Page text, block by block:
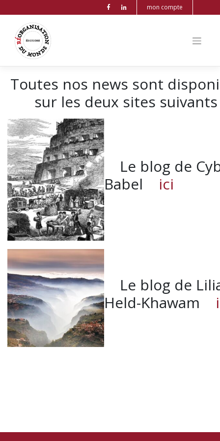
mon compte
Toutes nos news sont
sur les deux sites suivants
Le blog de
Babel ici
Le blog de
Held-Khawam